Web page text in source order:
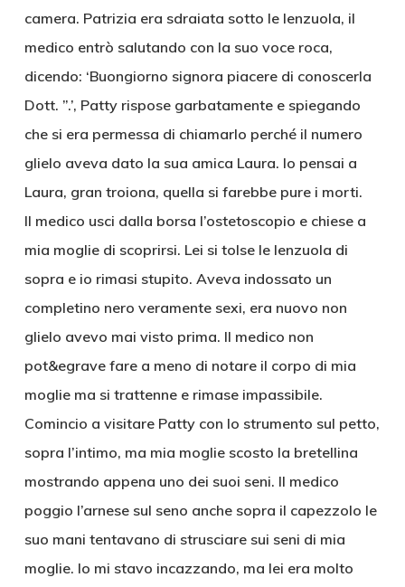
camera. Patrizia era sdraiata sotto le lenzuola, il
medico entrò salutando con la suo voce roca,
dicendo: ‘Buongiorno signora piacere di conoscerla
Dott. ”.’, Patty rispose garbatamente e spiegando
che si era permessa di chiamarlo perché il numero
glielo aveva dato la sua amica Laura. Io pensai a
Laura, gran troiona, quella si farebbe pure i morti.
Il medico usci dalla borsa l’ostetoscopio e chiese a
mia moglie di scoprirsi. Lei si tolse le lenzuola di
sopra e io rimasi stupito. Aveva indossato un
completino nero veramente sexi, era nuovo non
glielo avevo mai visto prima. Il medico non
pot&egrave fare a meno di notare il corpo di mia
moglie ma si trattenne e rimase impassibile.
Comincio a visitare Patty con lo strumento sul petto,
sopra l’intimo, ma mia moglie scosto la bretellina
mostrando appena uno dei suoi seni. Il medico
poggio l’arnese sul seno anche sopra il capezzolo le
suo mani tentavano di strusciare sui seni di mia
moglie. Io mi stavo incazzando, ma lei era molto